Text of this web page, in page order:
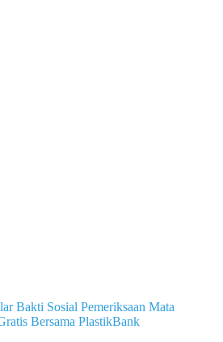
Bakti Sosial Pemeriksaan Mata
Bersama PlastikBank